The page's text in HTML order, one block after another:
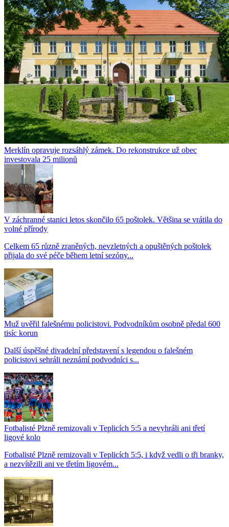
Merklín opravuje rozsáhlý zámek. Do rekonstrukce už obec
investovala 25 milionů
V záchranné stanici letos skončilo 65 poštolek. Většina se vrátila do
volné přírody
Celkem 65 různě zraněných, nevzletných a opuštěných poštolek
přijala do své péče během letní sezóny...
Muž uvěřil falešnému policistovi. Podvodníkům osobně předal 600
tisíc korun
Další úspěšné divadelní představení s legendou o falešném
policistovi sehráli neznámí podvodníci s...
Fotbalisté Plzně remizovali v Teplicích 5:5 a nevyhráli ani třetí
ligové kolo
Fotbalisté Plzně remizovali v Teplicích 5:5, i když vedli o tři branky,
a nezvítězili ani ve třetím ligovém...